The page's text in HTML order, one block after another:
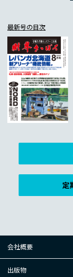
最新号の目次
定
会社概要
出版物